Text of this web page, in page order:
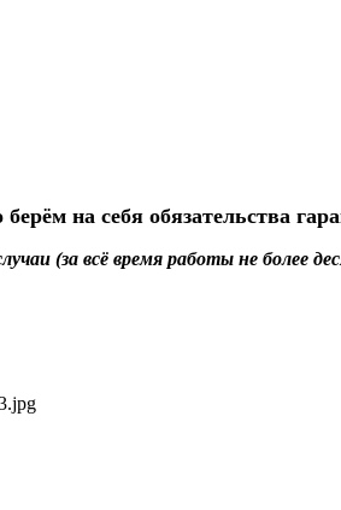
на себя обязательства
(за всё время работы не более